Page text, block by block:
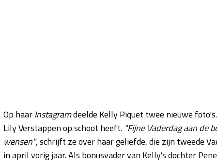
Op haarInstagramdeelde Kelly Piquet twee nieuwe
Lily Verstappen op schoot heeft. "Fijne Vaderdag aan de
wensen", schrijft ze over haar geliefde, die zijn tweede
in april vorig jaar. Als bonusvader van Kelly's dochter